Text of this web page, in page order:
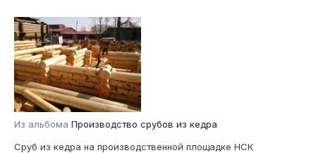
Из альбома Производство срубов из кедра
Сруб из кедра на производственной площадке НСК